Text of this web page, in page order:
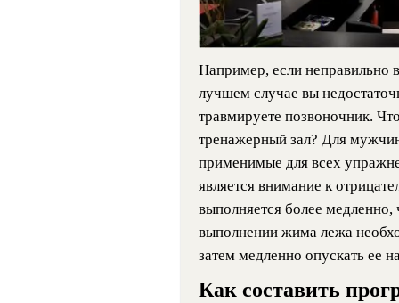
Например, если неправильно
лучшем случае вы
травмируете позвоночник.
тренажерный зал? Для
применимые для всех
является внимание к
выполняется более
выполнении жима лежа
затем медленно опускать ее
Как составить